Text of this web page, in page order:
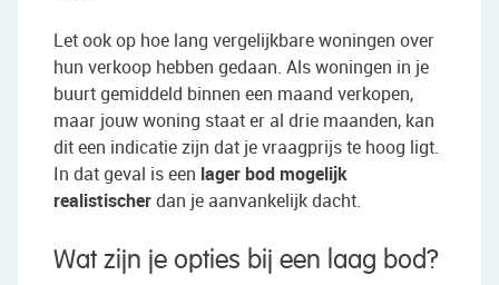
Let ook op hoe lang vergelijkbare woningen over
hun verkoop hebben gedaan. Als woningen in je
buurt gemiddeld binnen een maand verkopen,
maar jouw woning staat er al drie maanden, kan
dit een indicatie zijn dat je vraagprijs te hoog ligt.
In dat geval is een lager bod mogelijk
realistischerdan je aanvankelijk dacht.
Wat zijn je opties bij een laag bod?